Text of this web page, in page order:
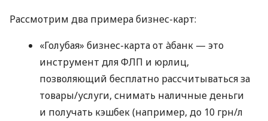
Рассмотрим два примера бизнес-карт:
«Голубая» бизнес-карта от àбанк — это
инструмент для ФЛП и юрлиц,
позволяющий бесплатно рассчитываться за
товары/услуги, снимать наличные деньги
и получать кэшбек (например, до 10 грн/л